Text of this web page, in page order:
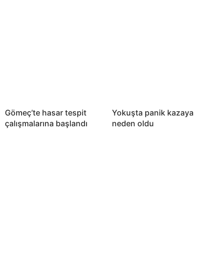
Gömeç’te hasar tespit
çalışmalarına başlandı
Yokuşta panik kazaya
neden oldu